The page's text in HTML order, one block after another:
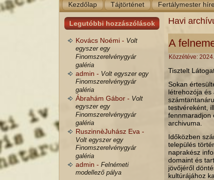
Kezdőlap Tájtörténet Fertálymester
Legutóbbi hozzászólások
Kovács Noémi - Volt
egyszer egy
Finomszerelvénygyár
galéria
admin - Volt egyszer egy
Finomszerelvénygyár
galéria
Ábrahám Gábor - Volt
egyszer egy
Finomszerelvénygyár
galéria
RuszinnèJuhász Eva -
Volt egyszer egy
Finomszerelvénygyár
galéria
admin - Felnémeti
modellező pálya
Havi
A
Közzétéve:
Tisztelt
Sokan
létrehozója és
testvéreként,
fennmaradjon
archivuma.
Időközben
település
naprakész
domaint és
jövőjéről
kultúrájához